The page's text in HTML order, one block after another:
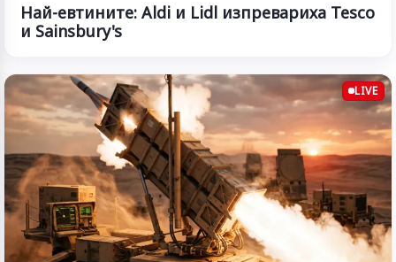
Най-евтините: Aldi и Lidl изпревариха Tesco
и Sainsbury's
LIVE